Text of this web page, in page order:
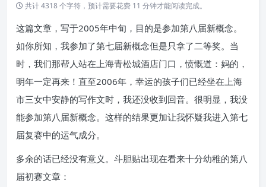
共计 4318 个字符，预计需要花费 11 分钟才能阅读完成。
这篇文章，写于2005年中旬，目的是参加第八届新概念。
如你所知，我参加了第七届新概念但是只拿了二等奖。当
时，我们那帮人站在上海青松城酒店门口，愤慨道：妈的，
明年一定再来！直至2006年，幸运的孩子们已经坐在上海
市三女中安静的写作文时，我还没收到回音。很明显，我没
能参加第八届新概念。这样的结果更加让我怀疑我进入第七
届复赛中的运气成分。
多余的话已经没有意义。斗胆贴出现在看来十分幼稚的第八
届初赛文章：